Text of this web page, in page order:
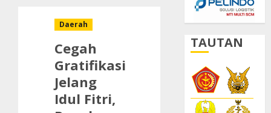
Daerah
Cegah
Gratifikasi
Jelang
Idul Fitri,
TAUTAN